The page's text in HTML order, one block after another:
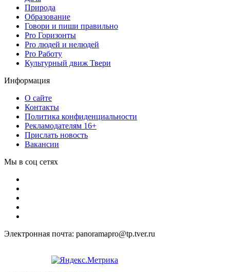
Природа
Образование
Говори и пиши правильно
Pro Горизонты
Pro людей и нелюдей
Pro Работу
Культурный движ Твери
Информация
О сайте
Контакты
Политика конфиденциальности
Рекламодателям 16+
Прислать новость
Вакансии
Мы в соц сетях
Электронная почта: panoramapro@tp.tver.ru